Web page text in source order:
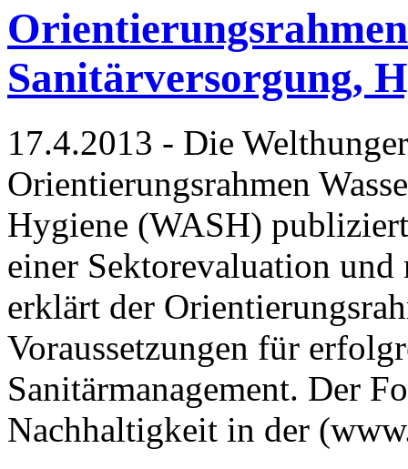
Sanitärversorgung,
17.4.2013 - Die
Orientierungsrahmen
Hygiene (WASH)
einer Sektorevaluation und
erklärt der
Voraussetzungen für
Sanitärmanagement. Der
Nachhaltigkeit in der